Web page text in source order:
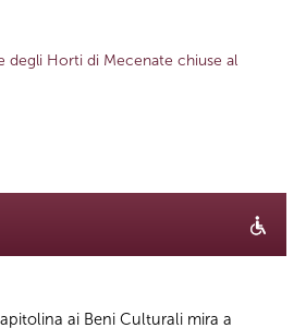
degli Horti di Mecenate chiuse al
ai Beni Culturali mira a